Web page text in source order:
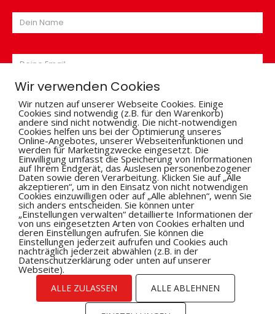
Hiermit bestätige ich, dass ich mit der Verarbeitung
meiner Daten zum Zweck der Kontaktaufnahme, wie in
derDatenschutzerklärungbeschrieben, einverstanden
bin.
Bitte
lasse
dieses
Feld
leer.
Alternative:
Wir verwenden Cookies
Wir nutzen auf unserer Webseite Cookies. Einige
Cookies sind notwendig (z.B. für den Warenkorb)
andere sind nicht notwendig. Die nicht-notwendigen
Cookies helfen uns bei der Optimierung unseres
Online-Angebotes, unserer Webseitenfunktionen und
werden für Marketingzwecke eingesetzt. Die
Einwilligung umfasst die Speicherung von Informationen
auf Ihrem Endgerät, das Auslesen personenbezogener
Daten sowie deren Verarbeitung. Klicken Sie auf „Alle
akzeptieren“, um in den Einsatz von nicht notwendigen
Cookies einzuwilligen oder auf „Alle ablehnen“, wenn Sie
sich anders entscheiden. Sie können unter
„Einstellungen verwalten“ detaillierte Informationen der
von uns eingesetzten Arten von Cookies erhalten und
deren Einstellungen aufrufen. Sie können die
Einstellungen jederzeit aufrufen und Cookies auch
nachträglich jederzeit abwählen (z.B. in der
Datenschutzerklärung oder unten auf unserer
Webseite).
ALLE ZULASSEN ALLE ABLEHNEN